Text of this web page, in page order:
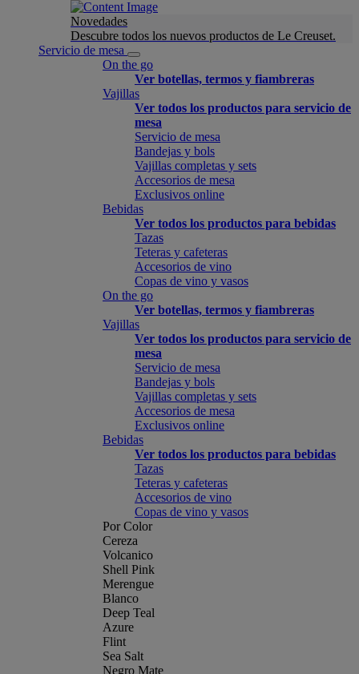
Novedades
Descubre todos los nuevos productos de Le Creuset.
Servicio de mesa
On the go
Ver botellas, termos y fiambreras
Vajillas
Ver todos los productos para servicio de
mesa
Servicio de mesa
Bandejas y bols
Vajillas completas y sets
Accesorios de mesa
Exclusivos online
Bebidas
Ver todos los productos para bebidas
Tazas
Teteras y cafeteras
Accesorios de vino
Copas de vino y vasos
On the go
Ver botellas, termos y fiambreras
Vajillas
Ver todos los productos para servicio de
mesa
Servicio de mesa
Bandejas y bols
Vajillas completas y sets
Accesorios de mesa
Exclusivos online
Bebidas
Ver todos los productos para bebidas
Tazas
Teteras y cafeteras
Accesorios de vino
Copas de vino y vasos
Por Color
Cereza
Volcanico
Shell Pink
Merengue
Blanco
Deep Teal
Azure
Flint
Sea Salt
Negro Mate